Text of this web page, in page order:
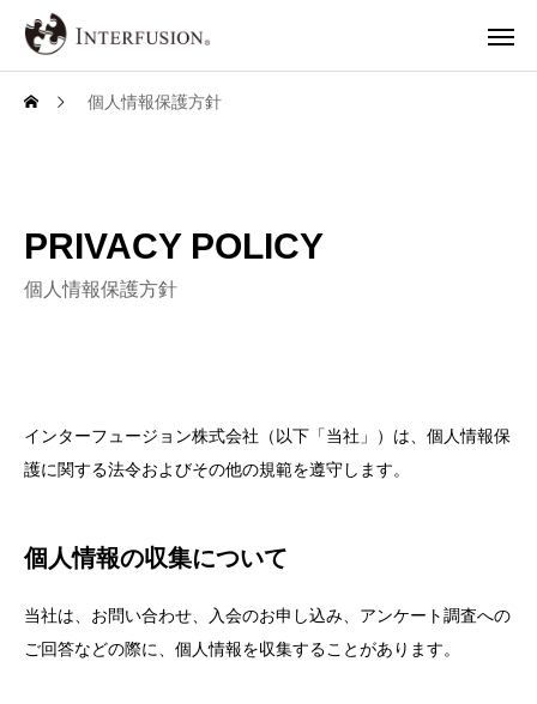
個人情報保護方針
PRIVACY POLICY
個人情報保護方針
インターフュージョン株式会社（以下「当社」）は、個人情報保
護に関する法令およびその他の規範を遵守します。
個人情報の収集について
当社は、お問い合わせ、入会のお申し込み、アンケート調査への
ご回答などの際に、個人情報を収集することがあります。